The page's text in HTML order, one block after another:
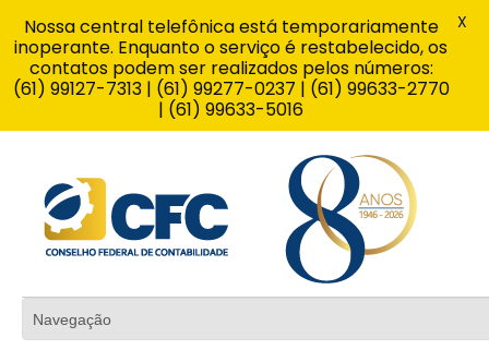
Nossa central telefônica está temporariamente
inoperante. Enquanto o serviço é restabelecido, os
contatos podem ser realizados pelos números:
(61) 99127-7313 | (61) 99277-0237 | (61) 99633-2770
| (61) 99633-5016
X